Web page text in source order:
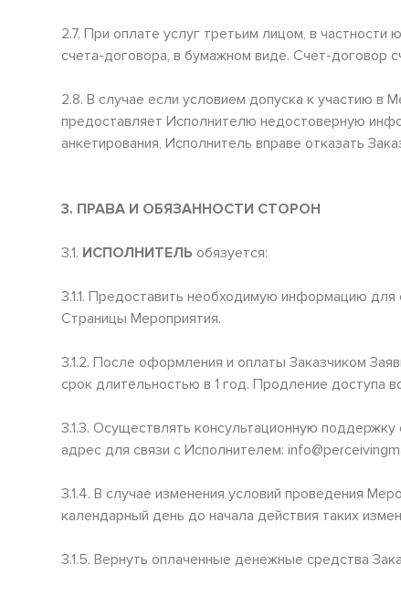
2.7. При оплате услуг третьим лицом, в
счета-договора, в бумажном виде. Счет-договор
2.8. В случае если условием допуска к участию в
предоставляет Исполнителю недостоверную
анкетирования, Исполнитель вправе отказать
3. ПРАВА И ОБЯЗАННОСТИ СТОРОН
3.1. ИСПОЛНИТЕЛЬ обязуется:
3.1.1. Предоставить необходимую информацию
Страницы Мероприятия.
3.1.2. После оформления и оплаты Заказчиком
срок длительностью в 1 год. Продление доступа
3.1.3. Осуществлять консультационную
адрес для связи с Исполнителем:
3.1.4. В случае изменения условий проведения
календарный день до начала действия таких
3.1.5. Вернуть оплаченные денежные средства